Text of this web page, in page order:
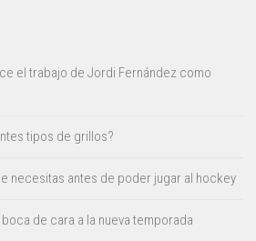
el trabajo de Jordi Fernández como
tipos de grillos?
necesitas antes de poder jugar al hockey
de cara a la nueva temporada